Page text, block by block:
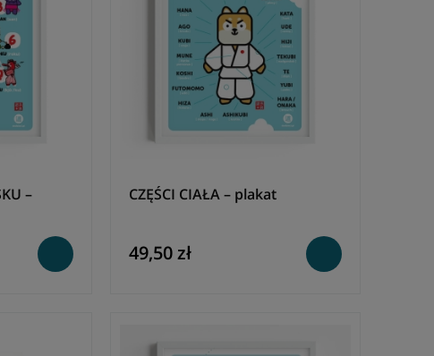
–
CZĘŚCI CIAŁA – plakat
49,50 zł